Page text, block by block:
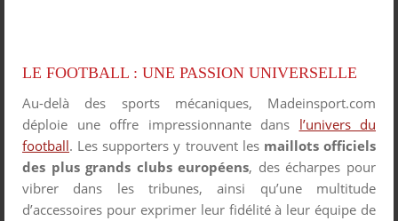
LE FOOTBALL : UNE PASSION UNIVERSELLE
Au-delà des sports mécaniques, Madeinsport.com
déploie une offre impressionnante dans l’univers du
football. Les supporters y trouvent lesmaillots officiels
des plus grands clubs européens, des écharpes pour
vibrer dans les tribunes, ainsi qu’une multitude
d’accessoires pour exprimer leur fidélité à leur équipe de